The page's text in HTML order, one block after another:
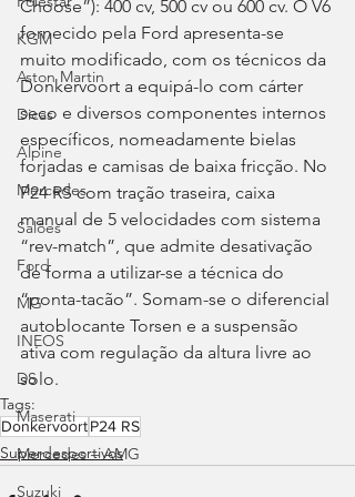
KGM
Aston Martin
Dicas
Alpine
Mercedes
Salões
Ford
MG
INEOS
DS
Maserati
Mercedes – AMG
Suzuki
Choose”): 400 cv, 500 cv ou 600 cv. O V6
fornecido pela Ford apresenta-se
muito modificado, com os técnicos da
Donkervoort a equipá-lo com cárter
seco e diversos componentes internos
específicos, nomeadamente bielas
forjadas e camisas de baixa fricção. No
P24 RS com tração traseira, caixa
manual de 5 velocidades com sistema
“rev-match”, que admite desativação
de forma a utilizar-se a técnica do
“ponta-tacão”. Somam-se o diferencial
autoblocante Torsen e a suspensão
ativa com regulação da altura livre ao
solo.
Tags:
DonkervoortP24 RS
Superdesportivos